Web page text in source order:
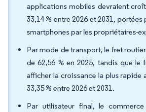
applications mobiles devraient
33,14 % entre 2026 et 2031,
smartphones par les propriétaires-
Par mode de transport, le fret
de 62,56 % en 2025, tandis que le
afficher la croissance la plus rapide
33,35 % entre 2026 et 2031.
Par utilisateur final, le